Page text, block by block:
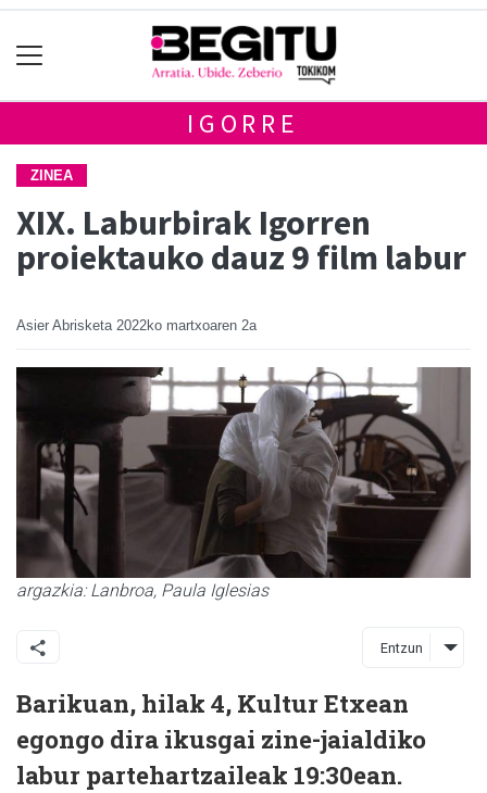
IGORRE
ZINEA
XIX. Laburbirak Igorren
proiektauko dauz 9 film labur
Asier Abrisketa 2022ko martxoaren 2a
argazkia: Lanbroa, Paula Iglesias
Entzun
Barikuan, hilak 4, Kultur Etxean
egongo dira ikusgai zine-jaialdiko
labur partehartzaileak 19:30ean.